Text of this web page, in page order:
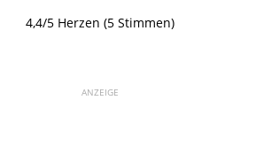
4,4/5 Herzen (5 Stimmen)
ANZEIGE